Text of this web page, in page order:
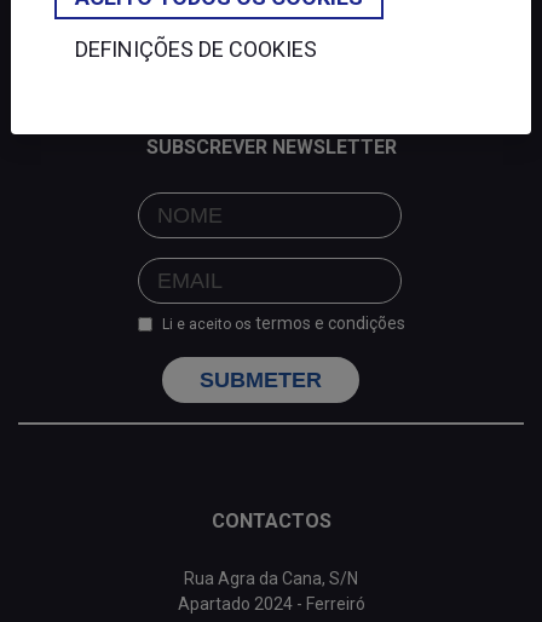
SUBSCREVER NEWSLETTER
Li e aceito os termos e condições
SUBMETER
CONTACTOS
Rua Agra da Cana, S/N
Apartado 2024 - Ferreiró
DEFINIÇÕES DE COOKIES